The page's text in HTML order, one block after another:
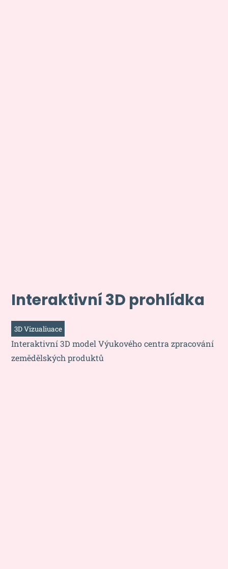
Interaktivní 3D prohlídka
3D Vizualiuace
Interaktivní 3D model Výukového centra zpracování
zemědělských produktů